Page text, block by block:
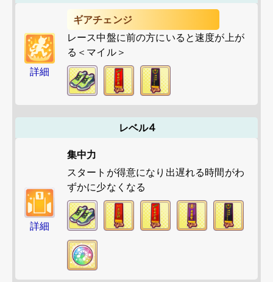
詳細
ギアチェンジ
レース中盤に前の方にいると速度が上が
る＜マイル＞
レベル4
詳細
集中力
スタートが得意になり出遅れる時間がわ
ずかに少なくなる